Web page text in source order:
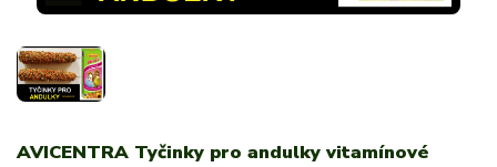
AVICENTRA Tyčinky pro andulky vitamínové